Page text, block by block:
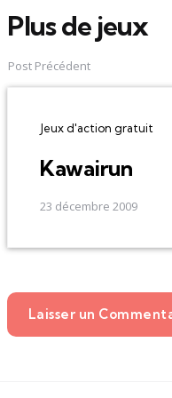
Plus de jeux
Post
navigation
Post Précédent
Jeux d'action gratuit
Kawairun
23 décembre 2009
Laisser un